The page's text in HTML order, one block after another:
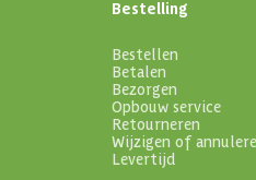
Bestelling
Bestellen
Betalen
Bezorgen
Opbouw service
Retourneren
Wijzigen of
Levertijd